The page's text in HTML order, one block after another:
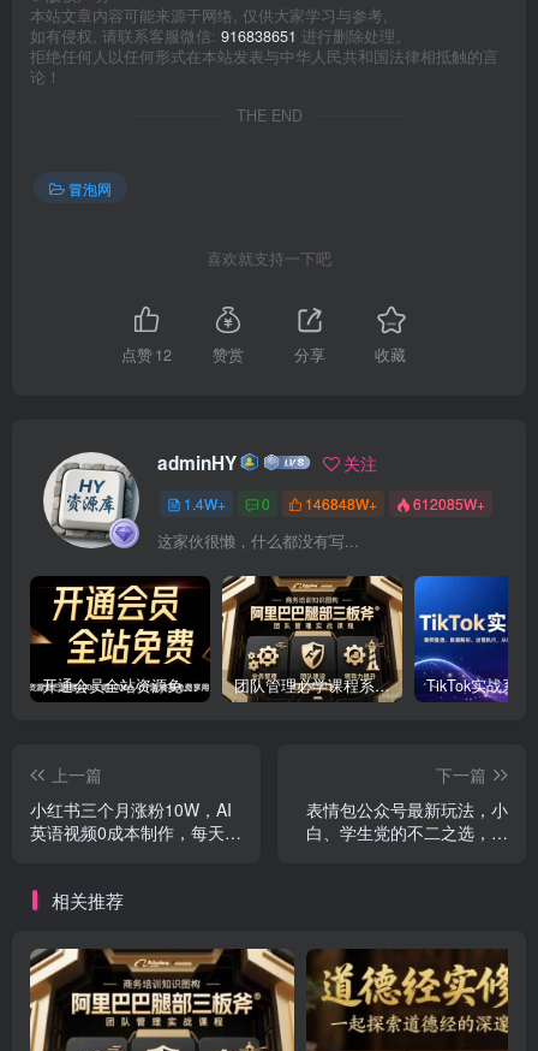
本站文章内容可能来源于网络, 仅供大家学习与参考,
如有侵权, 请联系客服微信: 916838651 进行删除处理。
拒绝任何人以任何形式在本站发表与中华人民共和国法律相抵触的言
论！
THE END
冒泡网
喜欢就支持一下吧
点赞12 赞赏 分享 收藏
adminHY 关注
1.4W+ 0 146848W+ 612085W+
这家伙很懒，什么都没有写...
开通会员全站资源免费下载 开通VIP会员 HY资源库 团队管理必学课程系列，阿里巴巴“腿部三板斧”
上一篇
小红书三个月涨粉10W，AI
英语视频0成本制作，每天轻
下一篇
表情包公众号最新玩法，小
白、学生党的不二之选，模
相关推荐